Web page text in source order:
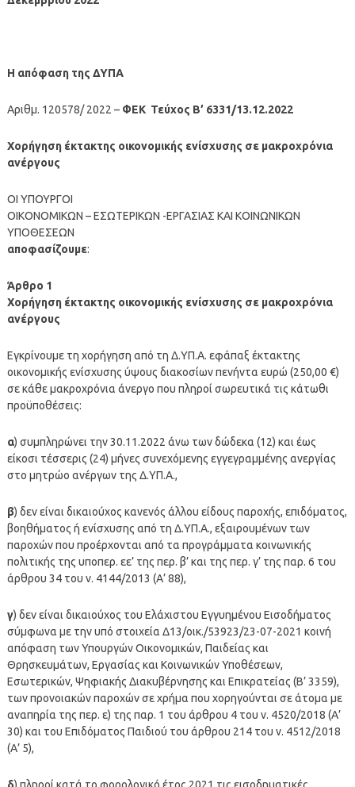
Η απόφαση της ΔΥΠΑ
Αριθμ. 120578/ 2022 – ΦΕΚ Τεύχος Β’ 6331/13.12.2022
Χορήγηση έκτακτης οικονομικής ενίσχυσης σε μακροχρόνια
ανέργους
ΟΙ ΥΠΟΥΡΓΟΙ
ΟΙΚΟΝΟΜΙΚΩΝ – ΕΣΩΤΕΡΙΚΩΝ -ΕΡΓΑΣΙΑΣ ΚΑΙ ΚΟΙΝΩΝΙΚΩΝ
ΥΠΟΘΕΣΕΩΝ
αποφασίζουμε:
Άρθρο 1
Χορήγηση έκτακτης οικονομικής ενίσχυσης σε μακροχρόνια
ανέργους
Εγκρίνουμε τη χορήγηση από τη Δ.ΥΠ.Α. εφάπαξ έκτακτης
οικονομικής ενίσχυσης ύψους διακοσίων πενήντα ευρώ (250,00 €)
σε κάθε μακροχρόνια άνεργο που πληροί σωρευτικά τις κάτωθι
προϋποθέσεις:
α) συμπληρώνει την 30.11.2022 άνω των δώδεκα (12) και έως
είκοσι τέσσερις (24) μήνες συνεχόμενης εγγεγραμμένης ανεργίας
στο μητρώο ανέργων της Δ.ΥΠ.Α.,
β) δεν είναι δικαιούχος κανενός άλλου είδους παροχής, επιδόματος,
βοηθήματος ή ενίσχυσης από τη Δ.ΥΠ.Α., εξαιρουμένων των
παροχών που προέρχονται από τα προγράμματα κοινωνικής
πολιτικής της υποπερ. εε’ της περ. β’ και της περ. γ’ της παρ. 6 του
άρθρου 34 του ν. 4144/2013 (Α’ 88),
γ) δεν είναι δικαιούχος του Ελάχιστου Εγγυημένου Εισοδήματος
σύμφωνα με την υπό στοιχεία Δ13/οικ./53923/23-07-2021 κοινή
απόφαση των Υπουργών Οικονομικών, Παιδείας και
Θρησκευμάτων, Εργασίας και Κοινωνικών Υποθέσεων,
Εσωτερικών, Ψηφιακής Διακυβέρνησης και Επικρατείας (Β’ 3359),
των προνοιακών παροχών σε χρήμα που χορηγούνται σε άτομα με
αναπηρία της περ. ε) της παρ. 1 του άρθρου 4 του ν. 4520/2018 (Α’
30) και του Επιδόματος Παιδιού του άρθρου 214 του ν. 4512/2018
(Α’ 5),
δ) πληροί κατά το φορολογικό έτος 2021 τις εισοδηματικές